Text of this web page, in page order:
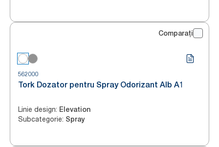
Comparați
562000
Tork Dozator pentru Spray Odorizant Alb A1
Linie design: Elevation
Subcategorie: Spray